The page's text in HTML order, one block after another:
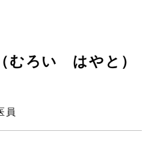
むろい はやと）
員